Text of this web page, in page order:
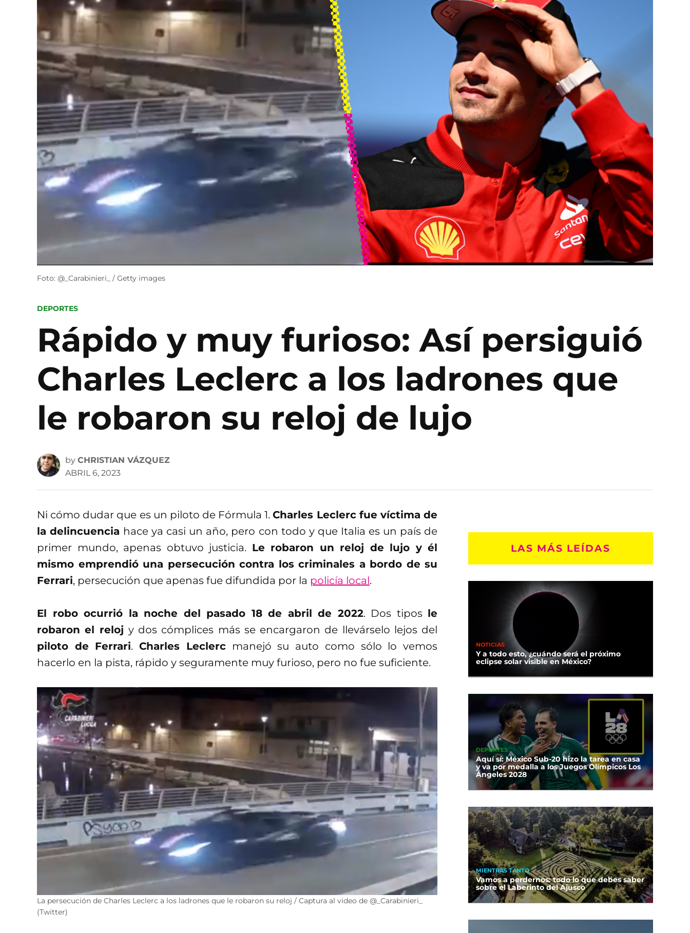
Foto: @_Carabinieri_ / Getty images
POSTED
DEPORTES
Rápido y muy furioso: Así persiguió
Charles Leclerc a los ladrones que
le robaron su reloj de lujo
by CHRISTIAN VÁZQUEZ
ABRIL 6, 2023
Ni cómo dudar que es un piloto de Fórmula 1.Charles Leclerc fue víctima de
la delincuencia hace ya casi un año, pero con todo y que Italia es un país de
primer mundo, apenas obtuvo justicia. Le robaron un reloj de lujo y él
mismo emprendió una persecución contra los criminales a bordo de su
Ferrari, persecución que apenas fue difundida por la policía local.
El robo ocurrió la noche del pasado 18 de abril de 2022. Dos tipos le
robaron el reloj y dos cómplices más se encargaron de llevárselo lejos del
piloto de Ferrari.Charles Leclercmanejó su auto como sólo lo vemos
hacerlo en la pista, rápido y seguramente muy furioso, pero no fue suficiente.
La persecución de Charles Leclerc a los ladrones que le robaron su reloj / Captura al video de @_Carabinieri_
(Twitter)
LAS MÁS LEÍDAS
NOTICIAS
Y a todo esto, ¿cuándo será el próximo
eclipse solar visible en México?
DEPORTES
Aquí sí: México Sub-20 hizo la tarea en casa
y va por medalla a los Juegos Olímpicos Los
Ángeles 2028
MIENTRAS TANTO
Vamos a perdernos: todo lo que debes saber
sobre el Laberinto del Ajusco